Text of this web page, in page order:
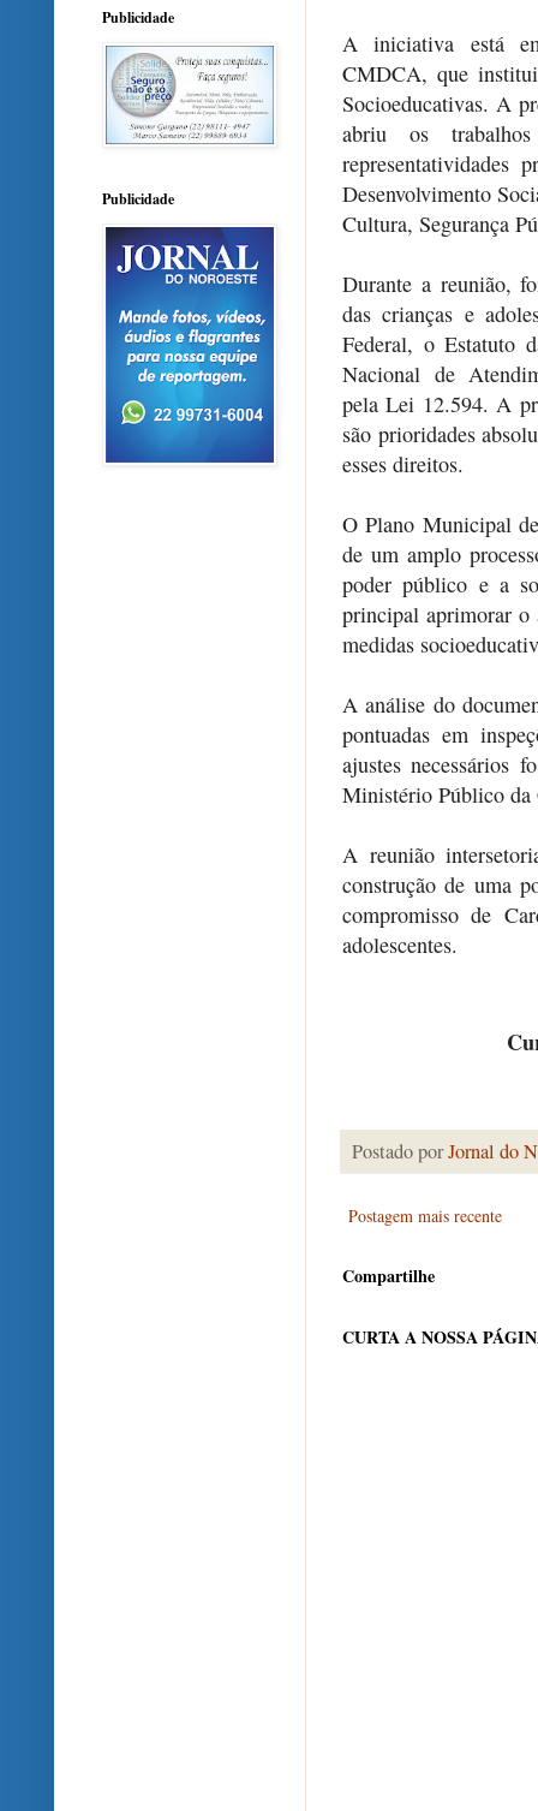
A iniciativa está
CMDCA, que
Socioeducativas. A
abriu os
representatividades
Desenvolvimento
Cultura, Segurança
Durante a reunião,
das crianças e
Federal, o Estatuto
Nacional de
pela Lei 12.594. A
são prioridades
esses direitos.
O Plano Municipal
de um amplo
poder público e a
principal aprimorar o
medidas
A análise do
pontuadas em
ajustes necessários
Ministério Público da
A reunião
construção de uma
compromisso de
adolescentes.
Postado porJornal do
Postagem mais recente
Compartilhe
CURTA A NOSSA
Publicidade
Publicidade